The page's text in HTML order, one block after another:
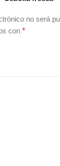
no será
con *